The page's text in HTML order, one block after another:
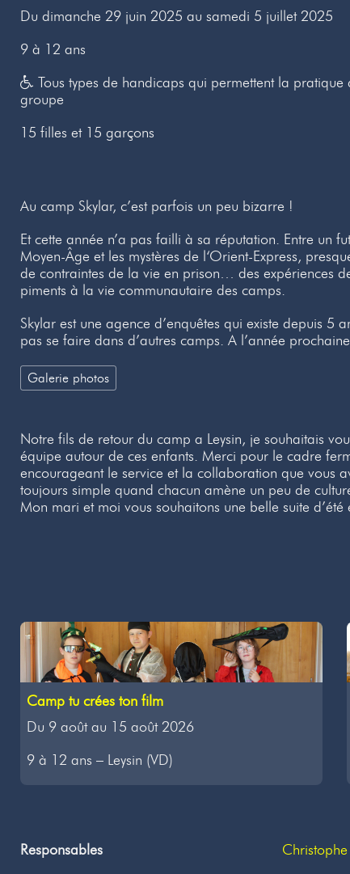
Du dimanche 29 juin 2025 au samedi 5 juillet 2025
9 à 12 ans
Tous types de handicaps qui permettent la
groupe
15 filles et 15 garçons
Au camp Skylar, c’est parfois un peu bizarre !
Et cette année n’a pas failli à sa réputation. Entre un
Moyen-Âge et les mystères de l‘Orient-Express,
de contraintes de la vie en prison… des expériences
piments à la vie communautaire des camps.
Skylar est une agence d’enquêtes qui existe depuis 5
pas se faire dans d’autres camps. A l’année
Galerie photos
Notre fils de retour du camp a Leysin, je souhaitais
équipe autour de ces enfants. Merci pour le cadre
encourageant le service et la collaboration que vous
toujours simple quand chacun amène un peu de
Mon mari et moi vous souhaitons une belle suite
Camp tu crées ton film
Du 9 août au 15 août 2026
9 à 12 ans – Leysin (VD)
Responsables